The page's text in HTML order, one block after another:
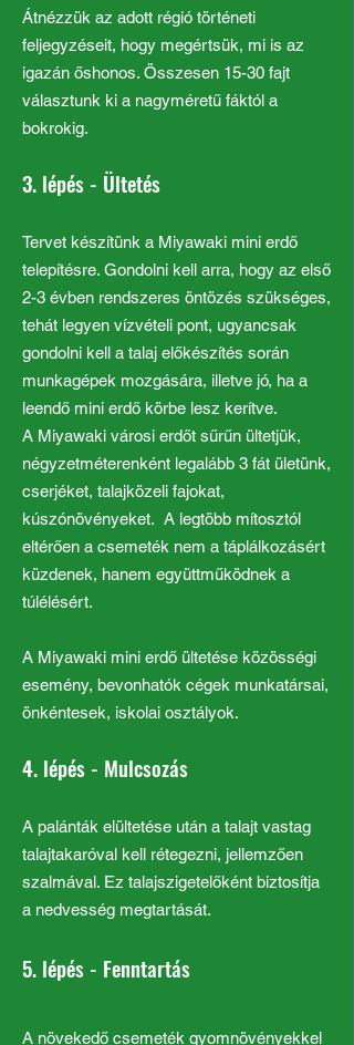
Átnézzük az adott régió történeti
feljegyzéseit, hogy megértsük, mi is az
igazán őshonos. Összesen 15-30 fajt
választunk ki a nagyméretű fáktól a
bokrokig.
3. lépés - Ültetés
Tervet készítünk a Miyawaki mini erdő
telepítésre. Gondolni kell arra, hogy az első
2-3 évben rendszeres öntözés szükséges,
tehát legyen vízvételi pont, ugyancsak
gondolni kell a talaj előkészítés során
munkagépek mozgására, illetve jó, ha a
leendő mini erdő körbe lesz kerítve.
A Miyawaki városi erdőt sűrűn ültetjük,
négyzetméterenként legalább 3 fát ületünk,
cserjéket, talajközeli fajokat,
kúszónövényeket. A legtöbb mítosztól
eltérően a csemeték nem a táplálkozásért
küzdenek, hanem együttműködnek a
túlélésért.
A Miyawaki mini erdő ültetése közösségi
esemény, bevonhatók cégek munkatársai,
önkéntesek, iskolai osztályok.
4. lépés - Mulcsozás
A palánták elültetése után a talajt vastag
talajtakaróval kell rétegezni, jellemzően
szalmával. Ez talajszigetelőként biztosítja
a nedvesség megtartását.
5. lépés - Fenntartás
A növekedő csemeték gyomnövényekkel